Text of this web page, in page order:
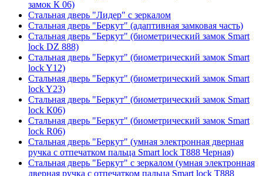
замок К 06)
Стальная дверь "Лидер" с зеркалом
Стальная дверь "Беркут" (адаптивная замковая часть)
Стальная дверь "Беркут" (биометрический замок Smart
lock DZ 888)
Стальная дверь "Беркут" (биометрический замок Smart
lock Y12)
Стальная дверь "Беркут" (биометрический замок Smart
lock Y23)
Стальная дверь "Беркут" (биометрический замок Smart
lock К06)
Стальная дверь "Беркут" (биометрический замок Smart
lock R06)
Стальная дверь "Беркут" (умная электронная дверная
ручка с отпечатком пальца Smart lock T888 Черная)
Стальная дверь "Беркут" с зеркалом (умная электронная
дверная ручка с отпечатком пальца Smart lock T888